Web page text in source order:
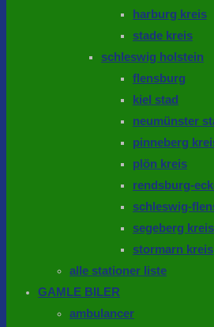
harburg kreis
stade kreis
schleswig holstein
flensburg
kiel stad
neumünster
pinneberg
plön kreis
rendsburg-
schleswig-
segeberg kreis
stormarn kreis
alle stationer liste
GAMLE BILER
ambulancer